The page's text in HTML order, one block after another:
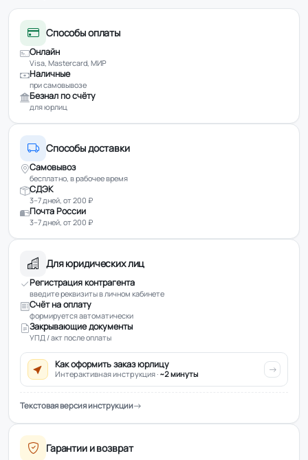
Способы оплаты
Онлайн
Visa, Mastercard, МИР
Наличные
при самовывозе
Безнал по счёту
для юрлиц
Способы доставки
Самовывоз
бесплатно, в рабочее время
СДЭК
3–7 дней, от 200 ₽
Почта России
3–7 дней, от 200 ₽
Для юридических лиц
Регистрация контрагента
введите реквизиты в личном кабинете
Счёт на оплату
формируется автоматически
Закрывающие документы
УПД / акт после оплаты
Как оформить заказ юрлицу
Интерактивная инструкция · ~2 минуты
Текстовая версия инструкции
Гарантии и возврат